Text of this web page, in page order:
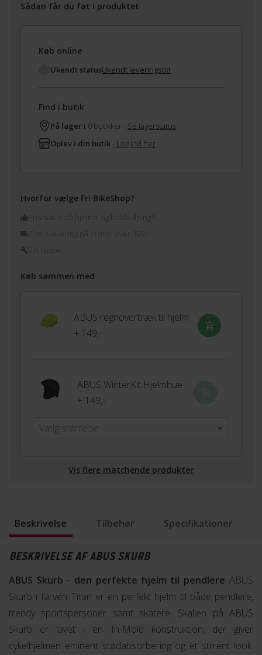
Sådan får du fat i produktet
Køb online
Ukendt statusUkendt leveringstid
Find i butik
På lager i 0 butikker - Se lagerstatus
Oplev i din butik - Log ind her
Hvorfor vælge Fri BikeShop?
Prismatch på hjelme og beklædning*
Køb sammen med
ABUS regnovertræk til hjelm
+ 149,-
ABUS WinterKit Hjelmhue
+ 149,-
Vælg størrelse
Vis flere matchende produkter
Beskrivelse Tilbehør Specifikationer
BESKRIVELSE AF ABUS SKURB
ABUS Skurb - den perfekte hjelm til pendlere ABUS
Skurb i farven Titan er en perfekt hjelm til både pendlere,
trendy sportspersoner samt skatere. Skallen på ABUS
Skurb er lavet i en In-Mold konstruktion, der giver
cykelhjelmen eminent stødabsorbering og et stilrent look.